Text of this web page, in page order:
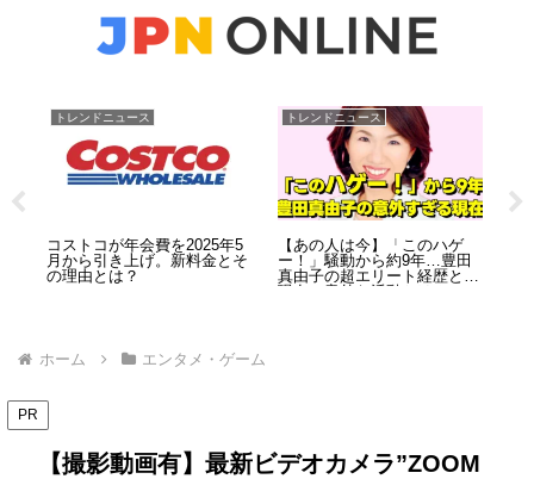
トレンドニュース
コストコが年会費を2025年5
月から引き上げ。新料金とそ
の理由とは？
トレンドニュース
【あの人は今】「このハゲ
ー！」騒動から約9年…豊田
真由子の超エリート経歴と、
ホーム エンタメ・ゲーム
PR
【撮影動画有】最新ビデオカメラ”ZOOM